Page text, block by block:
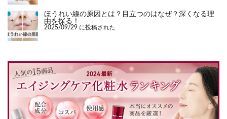
ほうれい線の原因とは？目立つのはなぜ？深くなる理
由を探る！
2025/09/29 に投稿された